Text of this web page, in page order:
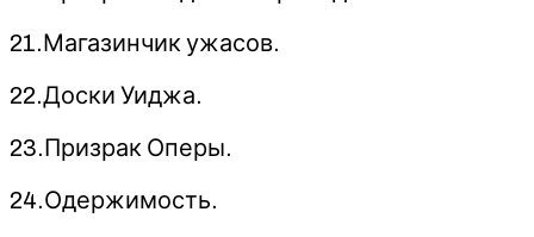
21.Магазинчик ужасов.
22.Доски Уиджа.
23.Призрак Оперы.
24.Одержимость.